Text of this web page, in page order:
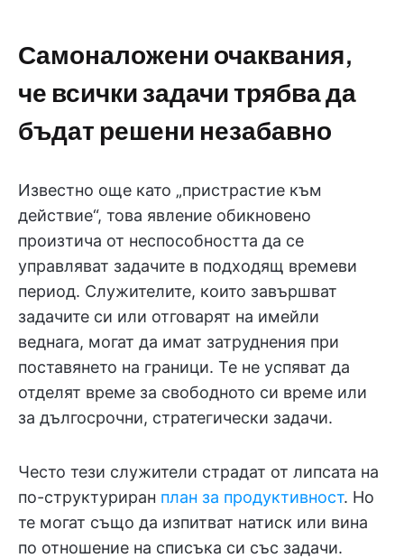
Самоналожени очаквания,
че всички задачи трябва да
бъдат решени незабавно
Известно още като „пристрастие към
действие“, това явление обикновено
произтича от неспособността да се
управляват задачите в подходящ времеви
период. Служителите, които завършват
задачите си или отговарят на имейли
веднага, могат да имат затруднения при
поставянето на граници. Те не успяват да
отделят време за свободното си време или
за дългосрочни, стратегически задачи.
Често тези служители страдат от липсата на
по-структуриран план за продуктивност. Но
те могат също да изпитват натиск или вина
по отношение на списъка си със задачи.